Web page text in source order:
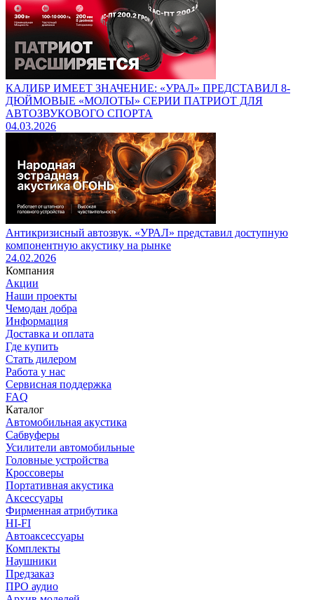
КАЛИБР ИМЕЕТ ЗНАЧЕНИЕ: «УРАЛ» ПРЕДСТАВИЛ 8-
ДЮЙМОВЫЕ «МОЛОТЫ» СЕРИИ ПАТРИОТ ДЛЯ
АВТОЗВУКОВОГО СПОРТА
04.03.2026
Антикризисный автозвук. «УРАЛ» представил доступную
компонентную акустику на рынке
24.02.2026
Компания
Акции
Наши проекты
Чемодан добра
Информация
Доставка и оплата
Где купить
Стать дилером
Работа у нас
Сервисная поддержка
FAQ
Каталог
Автомобильная акустика
Сабвуферы
Усилители автомобильные
Головные устройства
Кроссоверы
Портативная акустика
Аксессуары
Фирменная атрибутика
HI-FI
Автоаксессуары
Комплекты
Наушники
Предзаказ
ПРО аудио